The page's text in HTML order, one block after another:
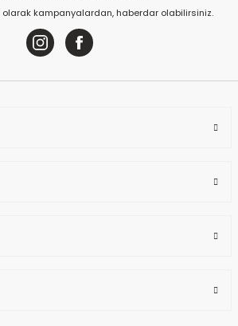
olarak kampanyalardan, haberdar olabilirsiniz.